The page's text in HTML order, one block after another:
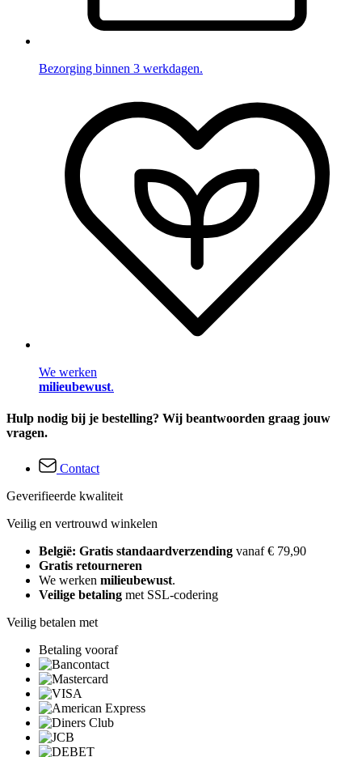
Bezorging binnen 3 werkdagen.
We werken
milieubewust.
Hulp nodig bij je bestelling? Wij beantwoorden graag jouw
vragen.
Contact
Geverifieerde kwaliteit
Veilig en vertrouwd winkelen
België: Gratis standaardverzending vanaf € 79,90
Gratis retourneren
We werken milieubewust.
Veilige betaling met SSL-codering
Veilig betalen met
Betaling vooraf